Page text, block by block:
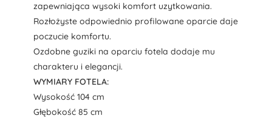
zapewniająca wysoki komfort uzytkowania.
Rozłożyste odpowiednio profilowane oparcie daje
poczucie komfortu.
Ozdobne guziki na oparciu fotela dodaje mu
charakteru i elegancji.
WYMIARY FOTELA:
Wysokość 104 cm
Głębokość 85 cm